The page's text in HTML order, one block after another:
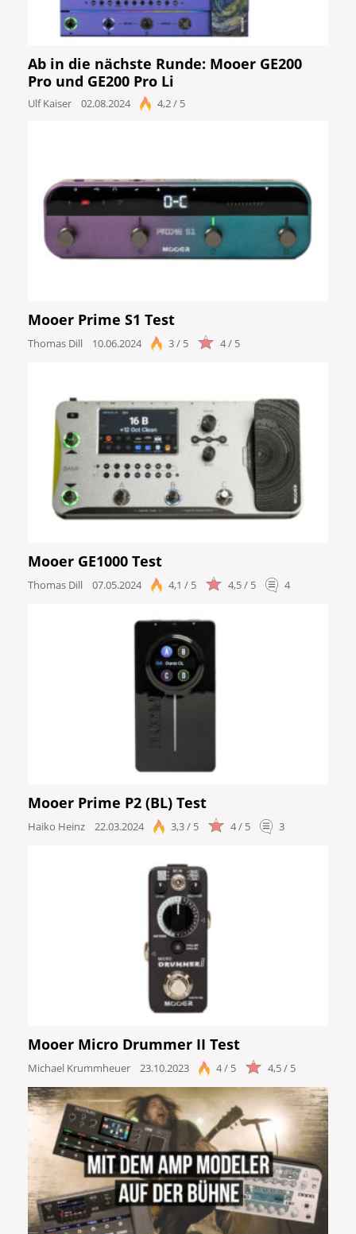
Ab in die nächste Runde: Mooer GE200
Pro und GE200 Pro Li
Ulf Kaiser 02.08.2024 4,2 / 5
Mooer Prime S1 Test
Thomas Dill 10.06.2024 3 / 5 4 / 5
Mooer GE1000 Test
Thomas Dill 07.05.2024 4,1 / 5 4,5 / 5 4
Mooer Prime P2 (BL) Test
Haiko Heinz 22.03.2024 3,3 / 5 4 / 5 3
Mooer Micro Drummer II Test
Michael Krummheuer 23.10.2023 4 / 5 4,5 / 5